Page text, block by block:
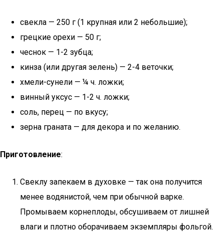
свекла — 250 г (1 крупная или 2 небольшие);
грецкие орехи — 50 г;
чеснок — 1-2 зубца;
кинза (или другая зелень) — 2-4 веточки;
хмели-сунели — ¼ ч. ложки;
винный уксус — 1-2 ч. ложки;
соль, перец — по вкусу;
зерна граната — для декора и по желанию.
Приготовление:
Свеклу запекаем в духовке — так она получится
менее водянистой, чем при обычной варке.
Промываем корнеплоды, обсушиваем от лишней
влаги и плотно оборачиваем экземпляры фольгой.